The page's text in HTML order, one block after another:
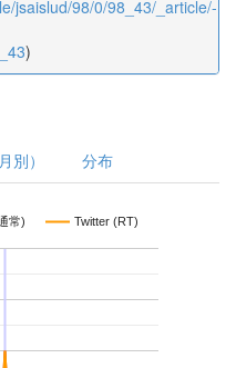
jsaislud/98/0/98_43/_article/-
)
別） 分布
常) Twitter (RT)